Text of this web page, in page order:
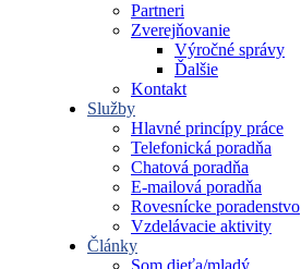
Partneri
Zverejňovanie
Výročné správy
Ďalšie
Kontakt
Služby
Hlavné princípy práce
Telefonická poradňa
Chatová poradňa
E-mailová poradňa
Rovesnícke poradenstvo
Vzdelávacie aktivity
Články
Som dieťa/mladý